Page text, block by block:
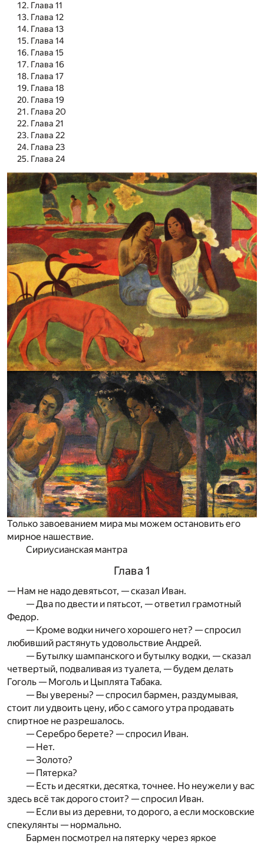
Глава 11
Глава 12
Глава 13
Глава 14
Глава 15
Глава 16
Глава 17
Глава 18
Глава 19
Глава 20
Глава 21
Глава 22
Глава 23
Глава 24
Только завоеванием мира мы можем остановить его
мирное нашествие.
Сириусианская мантра
Глава 1
— Нам не надо девятьсот, — сказал Иван.
— Два по двести и пятьсот, — ответил грамотный
Федор.
— Кроме водки ничего хорошего нет? — спросил
любивший растянуть удовольствие Андрей.
— Бутылку шампанского и бутылку водки, — сказал
четвертый, подваливая из туалета, — будем делать
Гоголь — Моголь и Цыплята Табака.
— Вы уверены? — спросил бармен, раздумывая,
стоит ли удвоить цену, ибо с самого утра продавать
спиртное не разрешалось.
— Серебро берете? — спросил Иван.
— Нет.
— Золото?
— Пятерка?
— Есть и десятки, десятка, точнее. Но неужели у вас
здесь всё так дорого стоит? — спросил Иван.
— Если вы из деревни, то дорого, а если московские
спекулянты — нормально.
Бармен посмотрел на пятерку через яркое